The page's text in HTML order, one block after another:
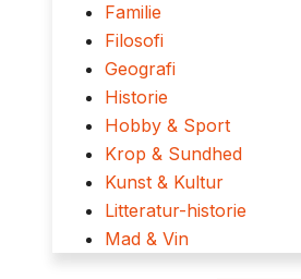
Familie
Filosofi
Geografi
Historie
Hobby & Sport
Krop & Sundhed
Kunst & Kultur
Litteratur-historie
Mad & Vin